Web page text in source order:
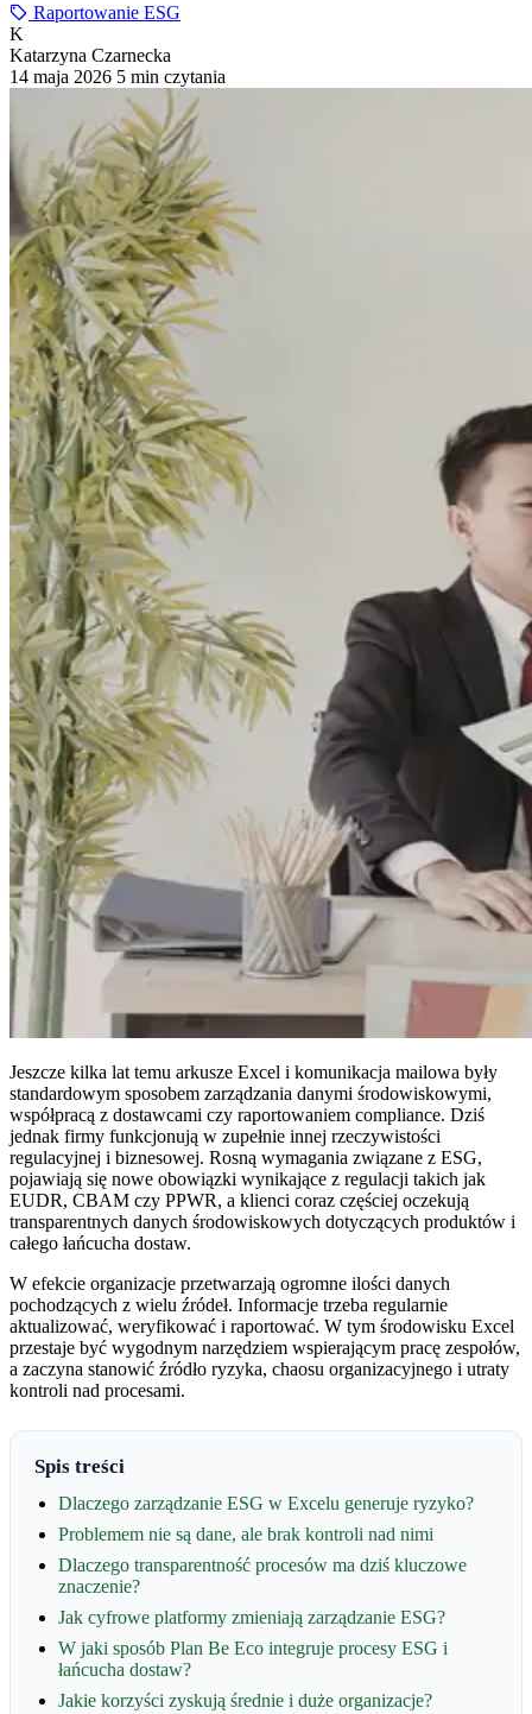
Raportowanie ESG
K
Katarzyna Czarnecka
14 maja 2026 5 min czytania
Jeszcze kilka lat temu arkusze Excel i komunikacja mailowa były
standardowym sposobem zarządzania danymi środowiskowymi,
współpracą z dostawcami czy raportowaniem compliance. Dziś
jednak firmy funkcjonują w zupełnie innej rzeczywistości
regulacyjnej i biznesowej. Rosną wymagania związane z ESG,
pojawiają się nowe obowiązki wynikające z regulacji takich jak
EUDR, CBAM czy PPWR, a klienci coraz częściej oczekują
transparentnych danych środowiskowych dotyczących produktów i
całego łańcucha dostaw.
W efekcie organizacje przetwarzają ogromne ilości danych
pochodzących z wielu źródeł. Informacje trzeba regularnie
aktualizować, weryfikować i raportować. W tym środowisku Excel
przestaje być wygodnym narzędziem wspierającym pracę zespołów,
a zaczyna stanowić źródło ryzyka, chaosu organizacyjnego i utraty
kontroli nad procesami.
Spis treści
Dlaczego zarządzanie ESG w Excelu generuje ryzyko?
Problemem nie są dane, ale brak kontroli nad nimi
Dlaczego transparentność procesów ma dziś kluczowe
znaczenie?
Jak cyfrowe platformy zmieniają zarządzanie ESG?
W jaki sposób Plan Be Eco integruje procesy ESG i
łańcucha dostaw?
Jakie korzyści zyskują średnie i duże organizacje?